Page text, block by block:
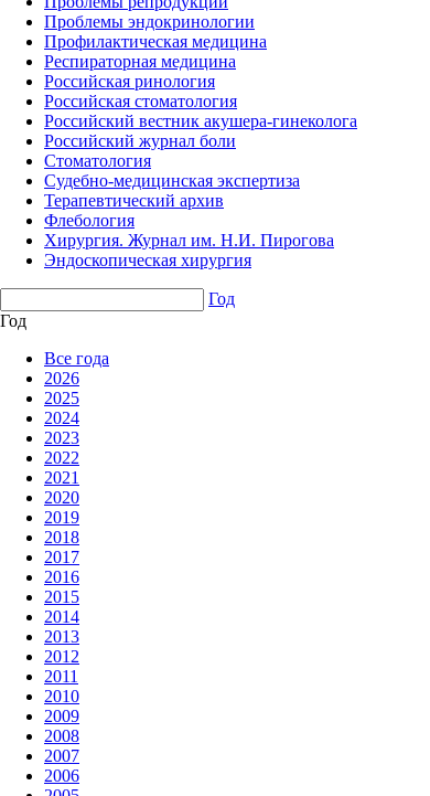
Проблемы эндокринологии
Профилактическая медицина
Респираторная медицина
Российская ринология
Российская стоматология
Российский вестник акушера-гинеколога
Российский журнал боли
Стоматология
Судебно-медицинская экспертиза
Терапевтический архив
Флебология
Хирургия. Журнал им. Н.И. Пирогова
Эндоскопическая хирургия
Год
Год
Все года
2026
2025
2024
2023
2022
2021
2020
2019
2018
2017
2016
2015
2014
2013
2012
2011
2010
2009
2008
2007
2006